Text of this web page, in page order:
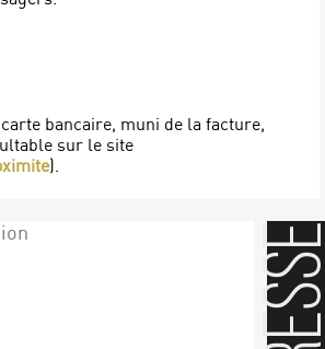
bancaire, muni de la facture,
sur le site
).